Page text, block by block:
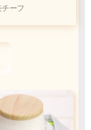
ら
チーフ